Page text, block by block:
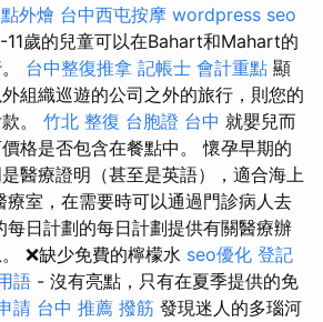
外燴 台中西屯按摩 wordpress seo
歲的兒童可以在Bahart和Mahart的
台中整復推拿 記帳士 會計重點 顯
組織巡遊的公司之外的旅行，則您的
。 竹北 整復 台胞證 台中 就嬰兒而
格是否包含在餐點中。 懷孕早期的
醫療證明（甚至是英語），適合海上
室，在需要時可以通過門診病人去
日計劃的每日計劃提供有關醫療辦
❌缺少免費的檸檬水 seo優化 登記
語 - 沒有亮點，只有在夏季提供的免
請 台中 推薦 撥筋 發現迷人的多瑙河